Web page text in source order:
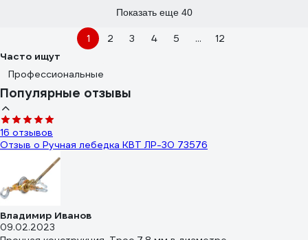
Показать еще 40
1 2 3 4 5 ...
12
Часто ищут
Профессиональные
Популярные отзывы
16 отзывов
Отзыв о Ручная лебедка КВТ ЛР-30 73576
Владимир Иванов
09.02.2023